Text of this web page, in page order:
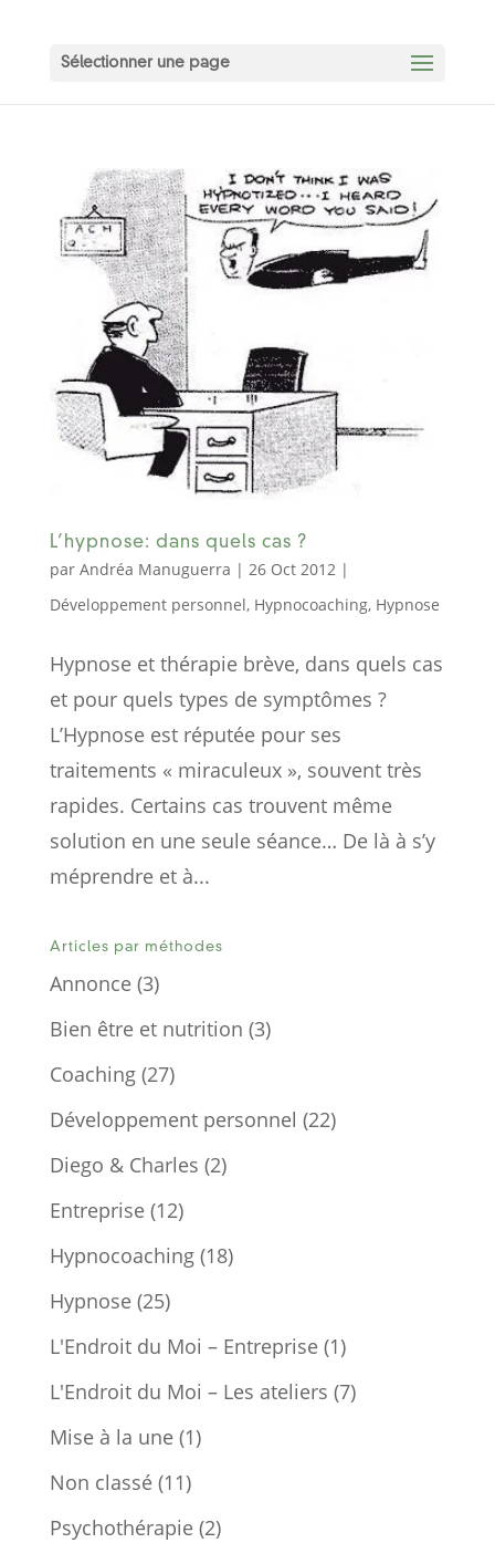
Sélectionner une page
L’hypnose: dans quels cas ?
par Andréa Manuguerra | 26 Oct 2012|
Développement personnel, Hypnocoaching, Hypnose
Hypnose et thérapie brève, dans quels cas
et pour quels types de symptômes ?
L’Hypnose est réputée pour ses
traitements « miraculeux », souvent très
rapides. Certains cas trouvent même
solution en une seule séance… De là à s’y
méprendre et à...
Articles par méthodes
Annonce(3)
Bien être et nutrition (3)
Coaching(27)
Développement personnel (22)
Diego & Charles (2)
Entreprise(12)
Hypnocoaching(18)
Hypnose(25)
L'Endroit du Moi – Entreprise(1)
L'Endroit du Moi – Les ateliers (7)
Mise à la une(1)
Non classé(11)
Psychothérapie(2)